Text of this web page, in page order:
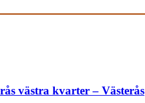
västra kvarter – Västerås